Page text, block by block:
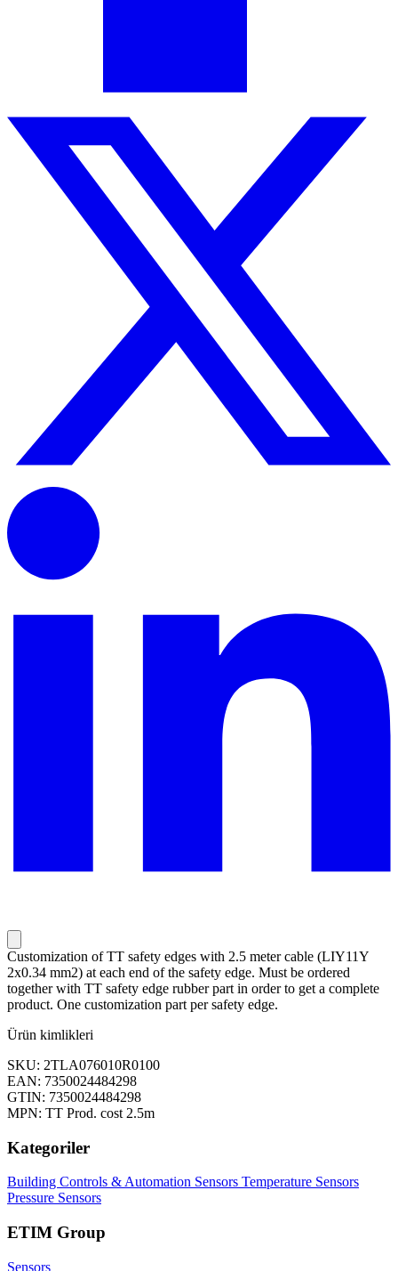
Customization of TT safety edges with 2.5 meter cable (LIY11Y
2x0.34 mm2) at each end of the safety edge. Must be ordered
together with TT safety edge rubber part in order to get a complete
product. One customization part per safety edge.
Ürün kimlikleri
SKU: 2TLA076010R0100
EAN: 7350024484298
GTIN: 7350024484298
MPN: TT Prod. cost 2.5m
Kategoriler
Building Controls & Automation Sensors Temperature Sensors
Pressure Sensors
ETIM Group
Sensors